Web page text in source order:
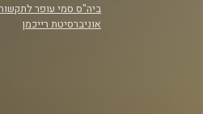
ביה"ס סמי עופר
אוניברסיטת רייכמן